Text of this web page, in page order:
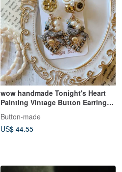
wow handmade Tonight's Heart
Painting Vintage Button Earrings
Packaging Gift Recommendation
Button-made
US$ 44.55